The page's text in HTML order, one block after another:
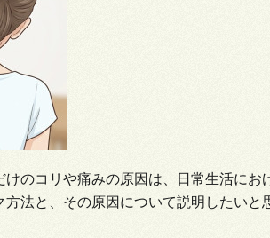
けのコリや痛みの原因は、日常生活に
法と、その原因について説明したいと